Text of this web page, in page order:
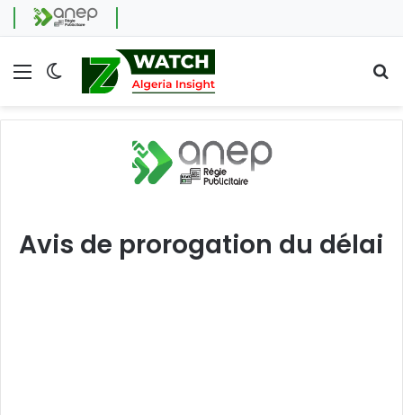
Menu Switch skin
Avis de prorogation du délai